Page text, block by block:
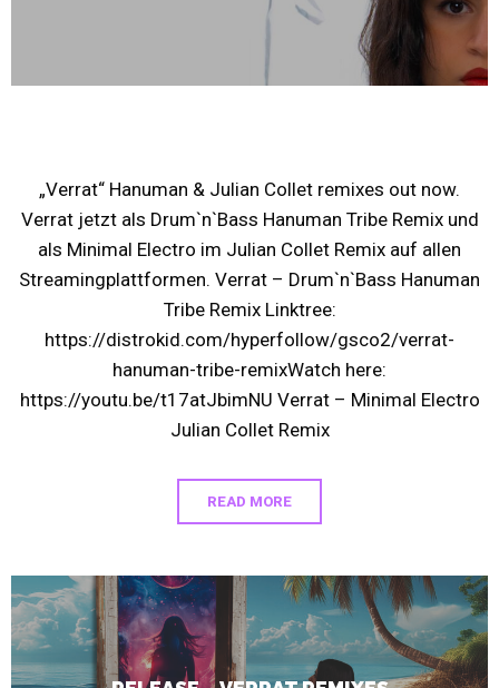
„Verrat“ Hanuman & Julian Collet remixes out now.
Verrat jetzt als Drum`n`Bass Hanuman Tribe Remix und
als Minimal Electro im Julian Collet Remix auf allen
Streamingplattformen. Verrat – Drum`n`Bass Hanuman
Tribe Remix Linktree:
https://distrokid.com/hyperfollow/gsco2/verrat-
hanuman-tribe-remixWatch here:
https://youtu.be/t17atJbimNU Verrat – Minimal Electro
Julian Collet Remix
READ MORE